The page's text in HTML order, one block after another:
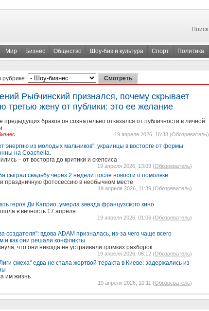
Поиск
Мир Бизнес Общество Шоу-биз и культура Спорт Политика
рубрике:
Рыбчинский признался, почему скрывает
третью жену от публики: это ее желание
предыдущих браков он сознательно отказался от публичности в личной
19 апреля 2026, 16:38 (Обозреватель)
энергию из молодых мальчиков": украинцы в восторге от формы
на Coachella.
– от восторга до критики и скепсиса
19 апреля 2026, 13:09 (Обозреватель)
сыграл свадьбу через 2 недели после новости о помолвке.
праздничную фотосессию в необычном месте
19 апреля 2026, 11:39 (Обозреватель)
героя Ди Каприо: умерла звезда французского кино.
в вечность 17 апреля
19 апреля 2026, 01:06 (Обозреватель)
создателя": вдова ADAM призналась, из-за чего чаще всего
и как они решали конфликты
что они никогда не устраивали громких разборок
19 апреля 2026, 06:12 (Обозреватель)
смеха" едва не стала жертвой теракта в Киеве: задержались из-
им жизнь
19 апреля 2026, 10:11 (Обозреватель)